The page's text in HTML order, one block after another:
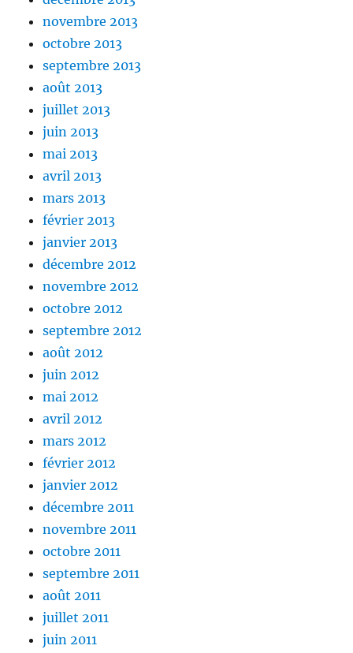
novembre 2013
octobre 2013
septembre 2013
août 2013
juillet 2013
juin 2013
mai 2013
avril 2013
mars 2013
février 2013
janvier 2013
décembre 2012
novembre 2012
octobre 2012
septembre 2012
août 2012
juin 2012
mai 2012
avril 2012
mars 2012
février 2012
janvier 2012
décembre 2011
novembre 2011
octobre 2011
septembre 2011
août 2011
juillet 2011
juin 2011